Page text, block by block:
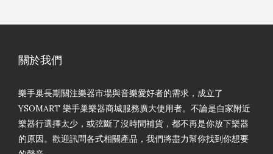
關於我們
樂手巢長期關注樂器市場與音樂愛好者的需求，成立了
YSOMART 樂手巢樂器商城服務廣大使用者。不論是自家附近
樂器行選擇太少，或弦斷了沒時間補貨，都不再是你放下樂器
的原因。歡迎訊問各式相關產品，我們將盡力幫你找到你想要